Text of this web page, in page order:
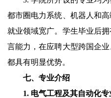
都市圈电力系统、机器人和
就业领域宽广。学生毕业后
言能力，在应聘大型跨国企
都具有明显优势。
七、专业介绍
1. 电气工程及其自动化专